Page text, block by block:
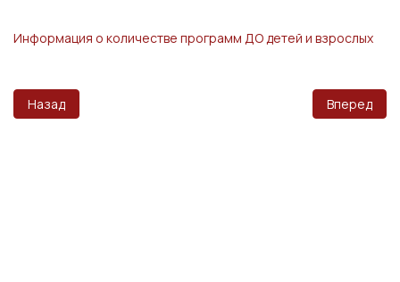
Информация о количестве программ ДО детей и взрослых
Предыдущий: Организация питания в образовательной
Назад Вперед